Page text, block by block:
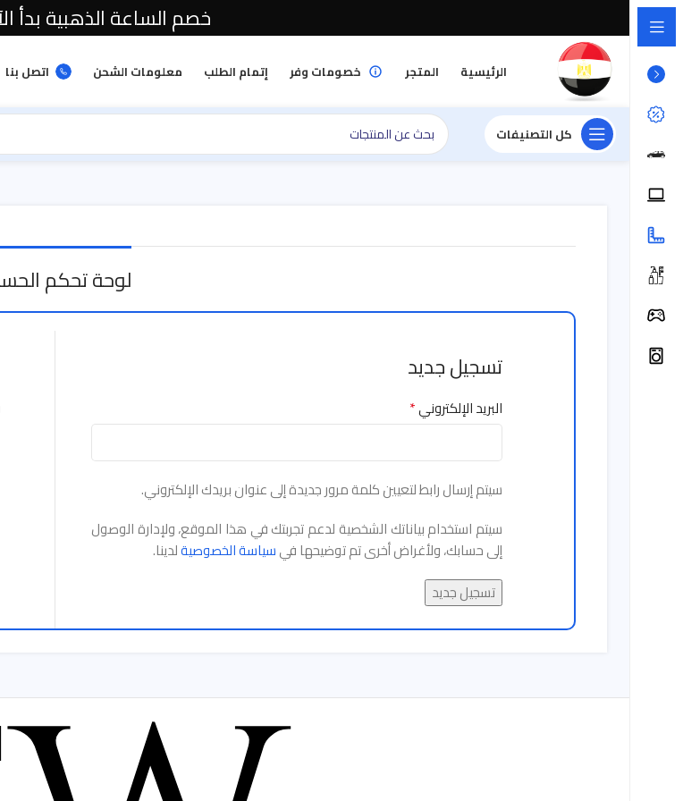
الرئيسية المتجر خصومات وفر إتمام الطلب معلومات الشحن اتصل بنا
كل التصنيفات
لوحة تحكم
تسجيل جديد
البريد الإلكتروني*
سيتم إرسال رابط لتعيين كلمة مرور جديدة إلى عنوان بريدك الإلكتروني.
سيتم استخدام بياناتك الشخصية لدعم تجربتك في هذا الموقع، ولإدارة الوصول
إلى حسابك، ولأغراض أخرى تم توضيحها فيسياسة الخصوصيةلدينا.
تسجيل جديد
خصم الساعة الذهبية بدأ